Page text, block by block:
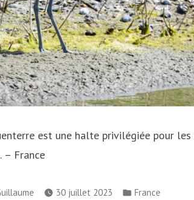
est une halte privilégiée pour les
– France
30 juillet 2023
Publié
France